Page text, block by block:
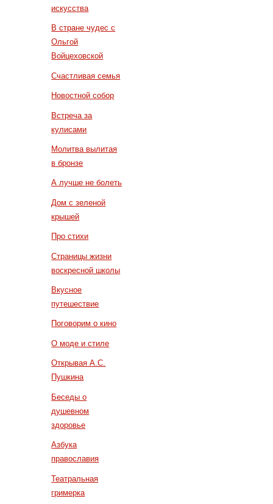
искусства
В стране чудес с
Ольгой
Войцеховской
Счастливая семья
Новостной собор
Встреча за
кулисами
Молитва вылитая
в бронзе
А лучше не болеть
Дом с зеленой
крышей
Про стихи
Страницы жизни
воскресной школы
Вкусное
путешествие
Поговорим о кино
О моде и стиле
Открывая А.С.
Пушкина
Беседы о
душевном
здоровье
Азбука
православия
Театральная
гримерка